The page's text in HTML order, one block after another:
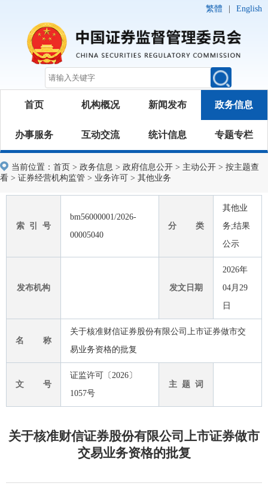
繁體 English
首页 机构概况 新闻发布 政务信息
办事服务 互动交流 统计信息 专题专栏
当前位置： 首页 > 政务信息 > 政府信息公开 > 主动公开 > 按主题查
看 > 证券经营机构监管 > 业务许可 > 其他业务
索 引 号
bm56000001/2026-
00005040
分 类
其他业
务;结果
公示
发布机构 发文日期
2026年
04月29
日
名 称
关于核准财信证券股份有限公司上市证券做市交
易业务资格的批复
文 号
证监许可〔2026〕
1057号
主 题 词
关于核准财信证券股份有限公司上市证券做市
交易业务资格的批复